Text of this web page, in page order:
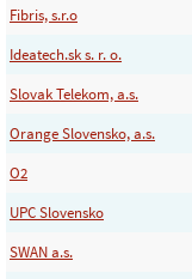
Fibris, s.r.o
Ideatech.sk s. r. o.
Slovak Telekom, a.s.
Orange Slovensko, a.s.
O2
UPC Slovensko
SWAN a.s.